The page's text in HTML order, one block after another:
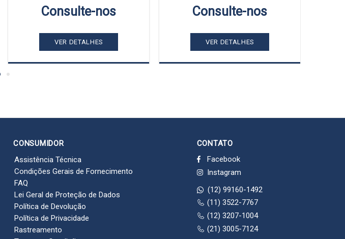
Consulte-nos
VER DETALHES
Consulte-nos
VER DETALHES
CONSUMIDOR
Assistência Técnica
Condições Gerais de Fornecimento
FAQ
Lei Geral de Proteção de Dados
Política de Devolução
Política de Privacidade
Rastreamento
CONTATO
Facebook
Instagram
(12) 99160-1492
(11) 3522-7767
(12) 3207-1004
(21) 3005-7124